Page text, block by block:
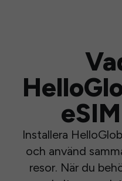
Installera
och använd
resor. När du